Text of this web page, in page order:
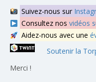
Suivez-nous sur
Consultez nos vidéos
Aidez-nous avec une
Soutenir la
Merci !